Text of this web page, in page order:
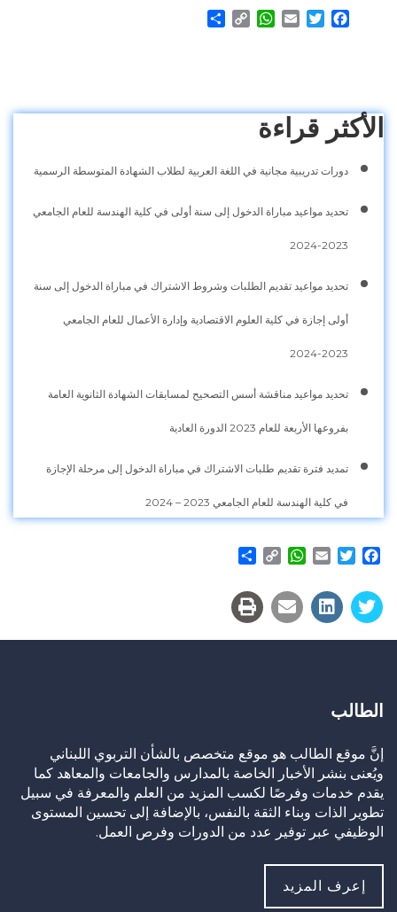
Facebook
Twitter
Email
WhatsApp
Copy
الأكثر قراءة
دورات تدريبية مجانية في اللغة العربية لطلاب الشهادة المتوسطة الرسمية
تحديد مواعيد مباراة الدخول إلى سنة أولى في كلية الهندسة للعام الجامعي
2023-2024
تحديد مواعيد تقديم الطلبات وشروط الاشتراك في مباراة الدخول إلى سنة
أولى إجازة في كلية العلوم الاقتصادية وإدارة الأعمال للعام الجامعي
2023-2024
تحديد مواعيد مناقشة أسس التصحيح لمسابقات الشهادة الثانوية العامة
بفروعها الأربعة للعام 2023 الدورة العادية
تمديد فترة تقديم طلبات الاشتراك في مباراة الدخول إلى مرحلة الإجازة
في كلية الهندسة للعام الجامعي 2023 – 2024
Facebook
Twitter
Email
WhatsApp
Copy
الطالب
إنَّ موقع الطالب هو موقع متخصص بالشأن التربوي اللبناني
ويُعنى بنشر الأخبار الخاصة بالمدارس والجامعات والمعاهد كما
يقدم خدمات وفرصًا لكسب المزيد من العلم والمعرفة في سبيل
تطوير الذات وبناء الثقة بالنفس، بالإضافة إلى تحسين المستوى
الوظيفي عبر توفير عدد من الدورات وفرص العمل.
إعرف المزيد